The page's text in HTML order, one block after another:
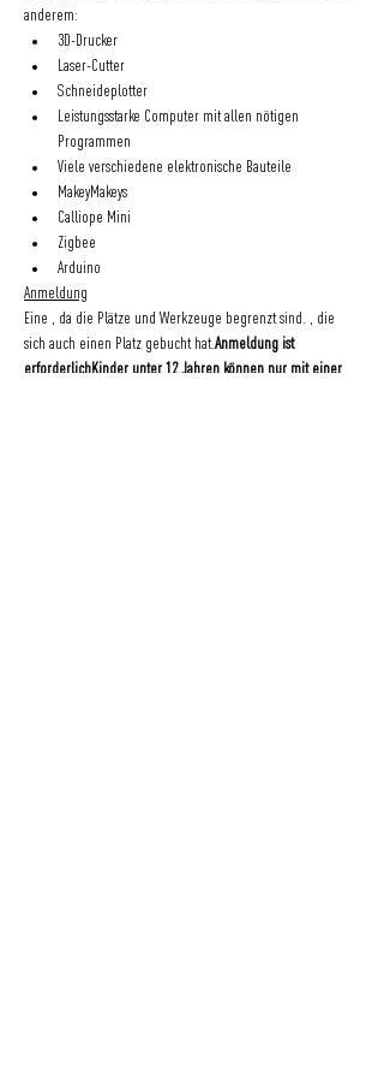
anderem:
3D-Drucker
Laser-Cutter
Schneideplotter
Leistungsstarke Computer mit allen nötigen
Programmen
Viele verschiedene elektronische Bauteile
MakeyMakeys
Calliope Mini
Zigbee
Arduino
Anmeldung
Eine , da die Plätze und Werkzeuge begrenzt sind. , die
sich auch einen Platz gebucht hat.Anmeldung ist
erforderlichKinder unter 12 Jahren können nur mit einer